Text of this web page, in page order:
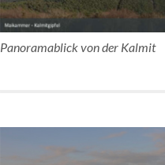
Panoramablick von der Kalmit